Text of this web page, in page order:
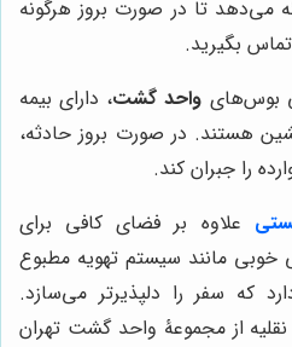
ارائه می‌دهد تا در صورت بروز هرگونه
بگیرید.
بوس‌های واحد گشت، دارای بیمه
هستند. در صورت بروز حادثه،
را جبران کند.
علاوه بر فضای کافی برای
خوبی مانند سیستم تهویه مطبوع
که سفر را دلپذیرتر می‌سازد.
از مجموعۀ واحد گشت تهران